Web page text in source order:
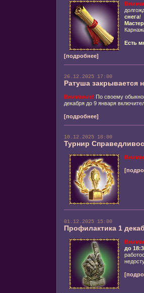
снега!
Есть
[подробнее]
26.12.2025 17:00
Ратуша закрывается
Внимание! По своему
декабря до 9 января
[подробнее]
10.12.2025 10:00
Турнир
01.12.2025 15:00
Профилактика 1
до